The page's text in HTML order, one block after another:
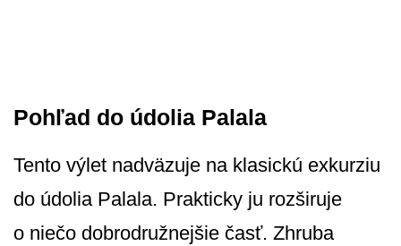
Pohľad do údolia Palala
Tento výlet nadväzuje na klasickú exkurziu
do údolia Palala. Prakticky ju rozširuje
o niečo dobrodružnejšie časť. Zhruba